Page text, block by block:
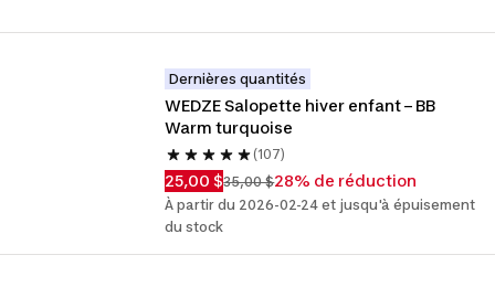
Dernières quantités
WEDZE Salopette hiver enfant – BB
Warm turquoise
(107)
25,00 $35,00 $28% de réduction
À partir du 2026-02-24 et jusqu'à épuisement
du stock